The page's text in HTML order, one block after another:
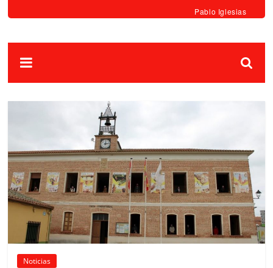
Pablo Iglesias
Noticias